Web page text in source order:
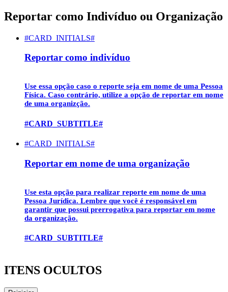
Reportar como Indivíduo ou Organização
#CARD_INITIALS#
Reportar como indivíduo
Use essa opção caso o reporte seja em nome de uma Pessoa
Física. Caso contrário, utilize a opção de reportar em nome
de uma organizção.
#CARD_SUBTITLE#
#CARD_INITIALS#
Reportar em nome de uma organização
Use esta opção para realizar reporte em nome de uma
Pessoa Jurídica. Lembre que você é responsável em
garantir que possui prerrogativa para reportar em nome
da organização.
#CARD_SUBTITLE#
ITENS OCULTOS